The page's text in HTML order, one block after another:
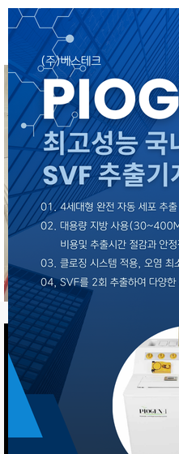
" 원터
SVF 전
오늘 하루 이 창을 열지 않음